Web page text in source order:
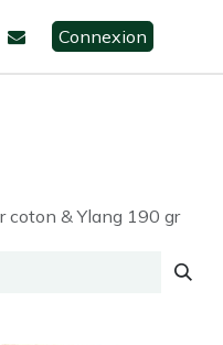
Connexion
coton & Ylang 190 gr